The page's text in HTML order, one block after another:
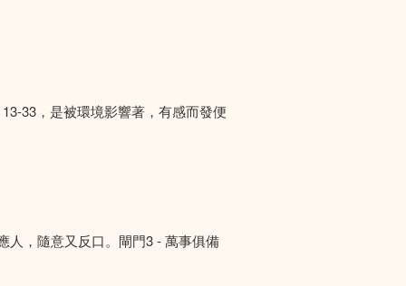
33，是被環境影響著，有感而發便
人，隨意又反口。閘門3 - 萬事俱備